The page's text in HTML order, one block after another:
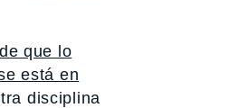
que lo
está en
disciplina